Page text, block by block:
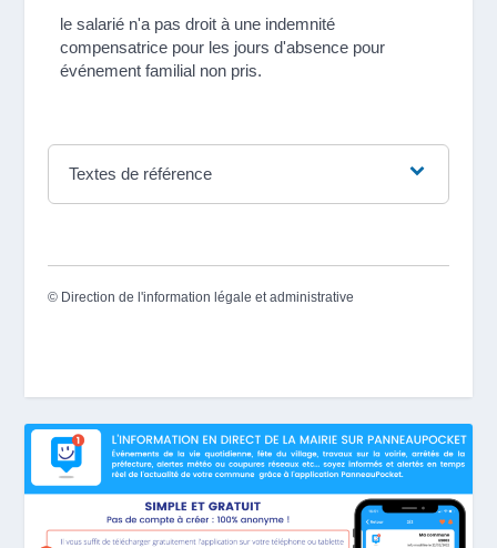
le salarié n'a pas droit à une indemnité
compensatrice pour les jours d'absence pour
événement familial non pris.
Textes de référence
© Direction de l'information légale et administrative